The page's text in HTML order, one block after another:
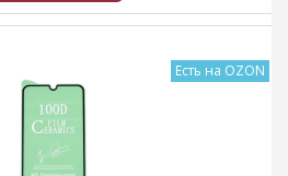
Есть на OZON